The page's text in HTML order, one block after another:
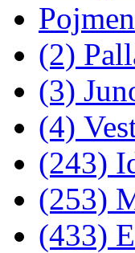
(2)
(3)
(4)
(243)
(253)
(433)